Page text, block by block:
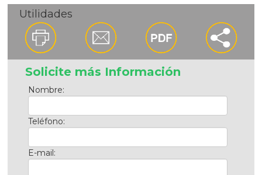
Utilidades
Solicite más Información
Nombre:
Teléfono:
E-mail: